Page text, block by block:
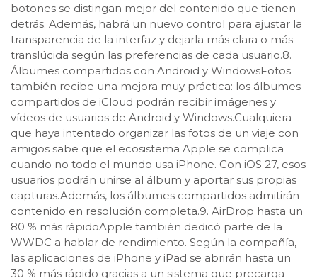
botones se distingan mejor del contenido que tienen
detrás. Además, habrá un nuevo control para ajustar la
transparencia de la interfaz y dejarla más clara o más
translúcida según las preferencias de cada usuario.8.
Álbumes compartidos con Android y WindowsFotos
también recibe una mejora muy práctica: los álbumes
compartidos de iCloud podrán recibir imágenes y
vídeos de usuarios de Android y Windows.Cualquiera
que haya intentado organizar las fotos de un viaje con
amigos sabe que el ecosistema Apple se complica
cuando no todo el mundo usa iPhone. Con iOS 27, esos
usuarios podrán unirse al álbum y aportar sus propias
capturas.Además, los álbumes compartidos admitirán
contenido en resolución completa.9. AirDrop hasta un
80 % más rápidoApple también dedicó parte de la
WWDC a hablar de rendimiento. Según la compañía,
las aplicaciones de iPhone y iPad se abrirán hasta un
30 % más rápido gracias a un sistema que precarga